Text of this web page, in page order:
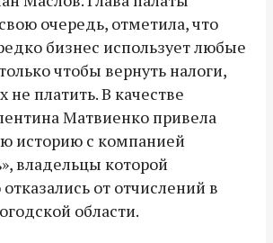
очередь, отметила, что
бизнес использует любые
чтобы вернуть налоги,
не платить. В качестве
Матвиенко привела
историю с компанией
владельцы которой
от отчислений в
области.